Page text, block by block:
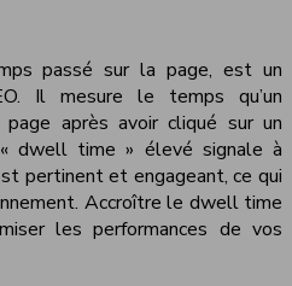
passé sur la page, est un
Il mesure le temps qu’un
après avoir cliqué sur un
dwell time » élevé signale à
pertinent et engageant, ce qui
Accroître le dwell time
les performances de vos